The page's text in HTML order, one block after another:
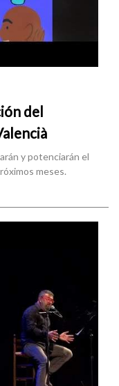
del
y potenciarán el
meses.